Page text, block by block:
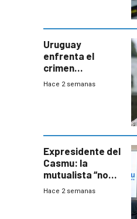
Uruguay
enfrenta el
crimen
organizado con
seguridad
Hace 2 semanas
Expresidente del
Casmu: la
mutualista “no
está para pagar”
Hace 2 semanas